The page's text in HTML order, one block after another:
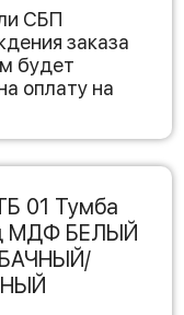
СБП
заказа
будет
оплату на
01 Тумба
МДФ БЕЛЫЙ